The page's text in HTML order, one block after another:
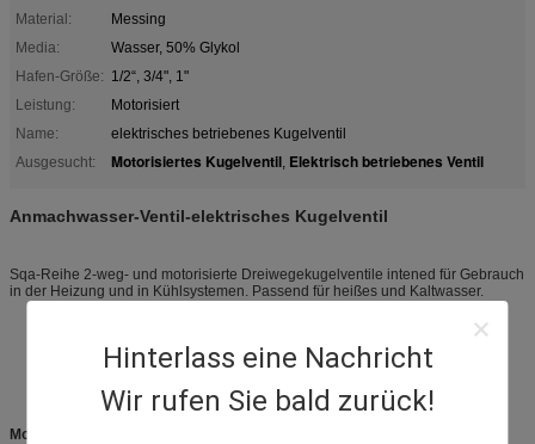
Hinterlass eine Nachricht
Wir rufen Sie bald zurück!
Material:
Messing
Media:
Wasser, 50% Glykol
Hafen-Größe: 1/2“, 3/4", 1"
Leistung:
Motorisiert
Name:
elektrisches betriebenes Kugelventil
Ausgesucht:
Motorisiertes Kugelventil, Elektrisch betriebenes Ventil
Anmachwasser-Ventil-elektrisches Kugelventil
Sqa-Reihe 2-weg- und motorisierte Dreiwegekugelventile intened für Gebrauch
in der Heizung und in Kühlsystemen. Passend für heißes und Kaltwasser.
Modelle